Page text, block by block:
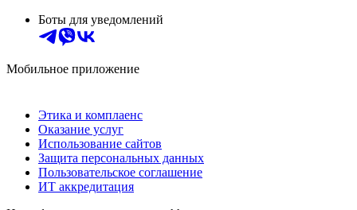
Боты для уведомлений
Мобильное приложение
Этика и комплаенс
Оказание услуг
Использование сайтов
Защита персональных данных
Пользовательское соглашение
ИТ аккредитация